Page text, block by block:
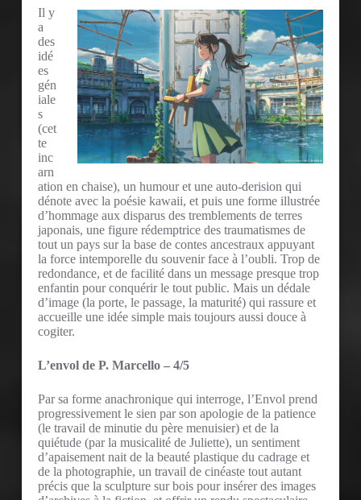
Il y
a
des
idé
es
gén
iale
s
(cet
te
inc
arn
ation en chaise), un humour et une auto-derision qui
dénote avec la poésie kawaii, et puis une forme illustrée
d’hommage aux disparus des tremblements de terres
japonais, une figure rédemptrice des traumatismes de
tout un pays sur la base de contes ancestraux appuyant
la force intemporelle du souvenir face à l’oubli. Trop de
redondance, et de facilité dans un message presque trop
enfantin pour conquérir le tout public. Mais un dédale
d’image (la porte, le passage, la maturité) qui rassure et
accueille une idée simple mais toujours aussi douce à
cogiter.
L’envol de P. Marcello – 4/5
Par sa forme anachronique qui interroge, l’Envol prend
progressivement le sien par son apologie de la patience
(le travail de minutie du père menuisier) et de la
quiétude (par la musicalité de Juliette), un sentiment
d’apaisement nait de la beauté plastique du cadrage et
de la photographie, un travail de cinéaste tout autant
précis que la sculpture sur bois pour insérer des images